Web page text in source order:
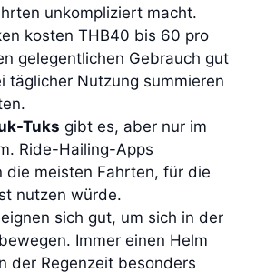
unkompliziert macht.
kosten THB40 bis 60 pro
gelegentlichen Gebrauch gut
täglicher Nutzung summieren
Tuks gibt es, aber nur im
Ride-Hailing-Apps
die meisten Fahrten, für die
nutzen würde.
eignen sich gut, um sich in der
Immer einen Helm
der Regenzeit besonders